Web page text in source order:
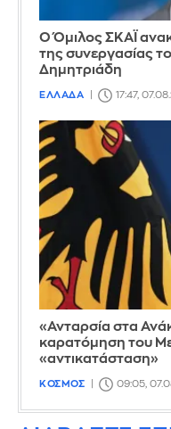
Ο Όμιλος ΣΚΑΪ
της συνεργασίας
Δημητριάδη
ΕΛΛΑΔΑ 17:47,
«Ανταρσία στα
καρατόμηση του
«αντικατάσταση»
ΚΟΣΜΟΣ 09:05,